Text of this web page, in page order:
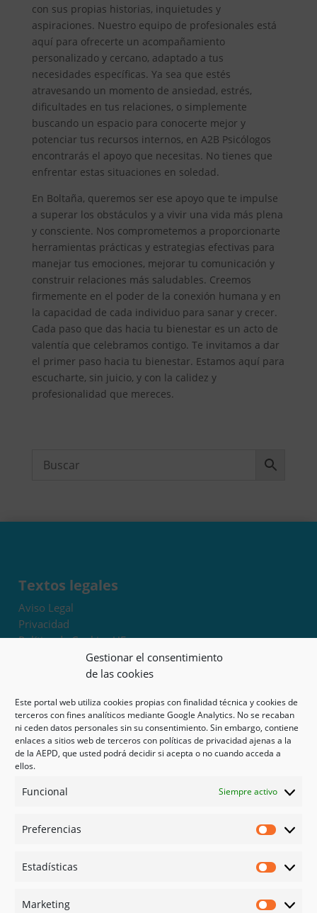
Gestionar el consentimiento
de las cookies
Este portal web utiliza cookies propias con finalidad técnica y cookies de
terceros con fines analíticos mediante Google Analytics. No se recaban
ni ceden datos personales sin su consentimiento. Sin embargo, contiene
enlaces a sitios web de terceros con políticas de privacidad ajenas a la
de la AEPD, que usted podrá decidir si acepta o no cuando acceda a
ellos.
Funcional Siempre activo
Preferencias
Estadísticas
Marketing
con sus propias historias, inquietudes y
aspiraciones. Nuestro equipo de profesionales está
aquí para ofrecerte un acompañamiento
personalizado y cercano, adaptado a tus
necesidades específicas. Ya sea que estés
atravesando un momento de ansiedad, estrés,
dificultades en tus relaciones, o simplemente
buscando un espacio para conocerte mejor y
potenciar tus recursos internos, en A2B Psicólogos
encontrarás el apoyo que necesitas. No tienes que
enfrentar estas situaciones en soledad.
En Boltaña, queremos ser ese apoyo que te impulse
a superar los obstáculos y a vivir una vida más plena
y consciente. Nos comprometemos a proporcionarte
herramientas prácticas y estrategias efectivas para
manejar tus emociones, mejorar tu comunicación y
construir relaciones más saludables. Creemos
firmemente en el poder de la conexión humana y en
la capacidad de cada individuo para sanar y crecer.
Cada paso que das hacia tu bienestar es un acto de
valentía que celebramos contigo. Te invitamos a dar
el primer paso hacia tu bienestar. Estamos aquí para
escucharte, sin juicio, y con la calidez y
profesionalidad que mereces.
Textos legales
Aviso Legal
Privacidad
Política de Cookies UE
Términos y condiciones
Exoneración de responsabilidad
Mapa del sitio
Mi cuenta
Tienda
Psicología en Murcia
Guías
Redes sociales
Instagram
Linked in